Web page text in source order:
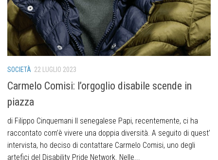
SOCIETÀ 22 LUGLIO 2023
Carmelo Comisi: l’orgoglio disabile scende in
piazza
di Filippo Cinquemani Il senegalese Papi, recentemente, ci ha
raccontato com’è vivere una doppia diversità. A seguito di quest’
intervista, ho deciso di contattare Carmelo Comisi, uno degli
artefici del Disability Pride Network. Nelle...